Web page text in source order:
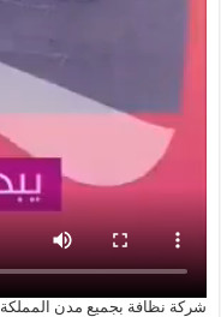
شركة نظافة بجميع مدن المملكة